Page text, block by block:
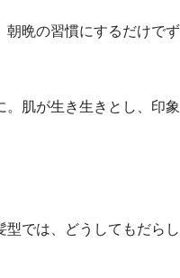
朝晩の習慣にするだけでず
。肌が生き生きとし、印象
では、どうしてもだらし